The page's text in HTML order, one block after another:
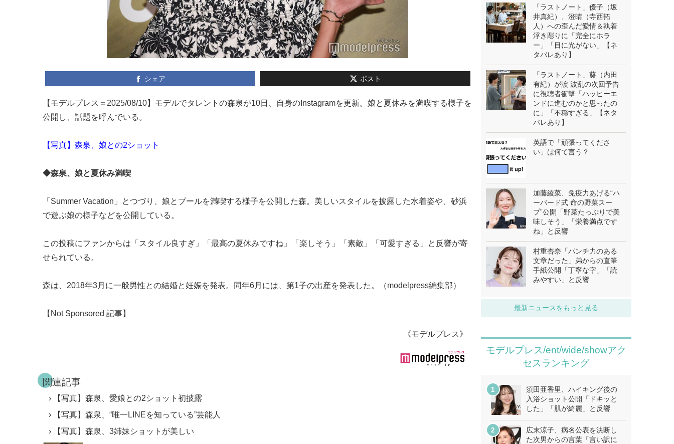
シェア ポスト
【モデルプレス＝2025/08/10】モデルでタレントの森泉が10日、自身のInstagramを更新。娘と夏休みを満喫する様子を
公開し、話題を呼んでいる。
【写真】森泉、娘との2ショット
◆森泉、娘と夏休み満喫
「Summer Vacation」とつづり、娘とプールを満喫する様子を公開した森。美しいスタイルを披露した水着姿や、砂浜
で遊ぶ娘の様子などを公開している。
この投稿にファンからは「スタイル良すぎ」「最高の夏休みですね」「楽しそう」「素敵」「可愛すぎる」と反響が寄
せられている。
森は、2018年3月に一般男性との結婚と妊娠を発表。同年6月には、第1子の出産を発表した。（modelpress編集部）
【Not Sponsored 記事】
《モデルプレス》
関連記事
【写真】森泉、愛娘との2ショット初披露
【写真】森泉、“唯一LINEを知っている”芸能人
【写真】森泉、3姉妹ショットが美しい
「ラストノート」優子（坂
井真紀）、澄晴（寺西拓
人）への歪んだ愛情＆執着
浮き彫りに「完全にホラ
ー」「目に光がない」【ネ
タバレあり】
「ラストノート」葵（内田
有紀）が涙 波乱の次回予告
に視聴者衝撃「ハッピーエ
ンドに進むのかと思ったの
に」「不穏すぎる」【ネタ
バレあり】
英語で「頑張ってくださ
い」は何て言う？
加藤綾菜、免疫力あげる“ハ
ーバード式 命の野菜スー
プ”公開「野菜たっぷりで美
味しそう」「栄養満点です
ね」と反響
村重杏奈「パンチ力のある
文章だった」弟からの直筆
手紙公開「丁寧な字」「読
みやすい」と反響
最新ニュースをもっと見る
モデルプレス/ent/wide/showアク
セスランキング
須田亜香里、ハイキング後の
入浴ショット公開「ドキッと
した」「肌が綺麗」と反響
広末涼子、病名公表を決断し
た次男からの言葉「言い訳に